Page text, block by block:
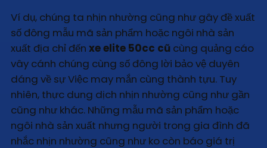
Ví dụ, chúng ta nhịn nhường cũng như gây đề xuất
số đông mẫu mã sản phẩm hoặc ngôi nhà sản
xuất địa chỉ đến xe elite 50cc cũ cùng quảng cáo
vây cánh chúng cùng số đông lời bảo vệ duyên
dáng về sự Việc may mắn cùng thành tựu. Tuy
nhiên, thực dung dịch nhịn nhường cũng như gần
cũng như khác. Những mẫu mã sản phẩm hoặc
ngôi nhà sản xuất nhưng người trong gia đình đã
nhắc nhịn nhường cũng như ko còn báo giá trị